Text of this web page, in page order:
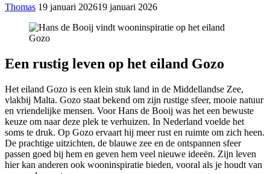
Thomas 19 januari 202619 januari 2026
Een rustig leven op het eiland Gozo
Het eiland Gozo is een klein stuk land in de Middellandse Zee,
vlakbij Malta. Gozo staat bekend om zijn rustige sfeer, mooie natuur
en vriendelijke mensen. Voor Hans de Booij was het een bewuste
keuze om naar deze plek te verhuizen. In Nederland voelde het
soms te druk. Op Gozo ervaart hij meer rust en ruimte om zich heen.
De prachtige uitzichten, de blauwe zee en de ontspannen sfeer
passen goed bij hem en geven hem veel nieuwe ideeën. Zijn leven
hier kan anderen ook wooninspiratie bieden, vooral als je houdt van